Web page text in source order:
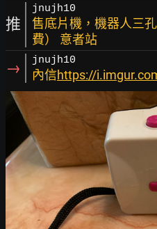
推
jnujh10
售底片機，機器人三
費） 意者站
→ jnujh10
內信https://